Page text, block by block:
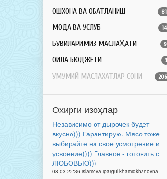
ОШХОНА ВА ОВҚАТЛАНИШ 81
МОДА ВА УСЛУБ 14
БУВИЛАРИМИЗ МАСЛАҲАТИ 9
ОИЛА БЮДЖЕТИ 3
УМУМИЙ МАСЛАХАТЛАР СОНИ 206
Охирги изоҳлар
Независимо от дырочек будет
вкусно))) Гарантирую. Мясо тоже
выбирайте на свое усмотрение и
усвоение)))) Главное - готовить с
ЛЮБОВЬЮ)))
08-03 22:36 islamova ipargul khamidkhanovna